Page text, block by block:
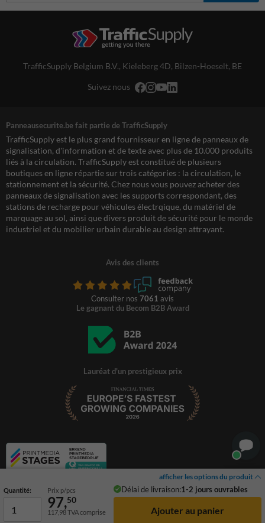
afficher les options du produit
Quantité: Prix p/pcs Délai de livraison:1-2 jours ouvrables
97,50
117,98TVA comprise
TrafficSupply Belgium B.V., Kieleberg 4D, Bilzen-Hoeselt, BE
Suivez nous
Panneausecurite.be fait partie de TrafficSupply
TrafficSupply est le plus grand fournisseur en ligne de panneaux de
signalisation, d'information et de texte avec plus de 10.000 produits
liés à la circulation. TrafficSupply est constitué de plusieurs
boutiques en ligne répartie sur trois catégories : la circulation, le
stationnement et la sécurité. Chez nous vous pouvez acheter des
panneaux de signalisation avec les supports correspondant, des
stations de recharge pour véhicules électrqique, du matériel de
marquage au sol, ainsi que divers produit de sécurité pour le monde
industriel et du mobilier urbain durable au design attrayant.
Avis des clients
Consulter nos 7061 avis
Le gagnant du Becom B2B Award
Lauréat d'un prestigieux prix
© 2026 TrafficSupply. Tous droits réservés.